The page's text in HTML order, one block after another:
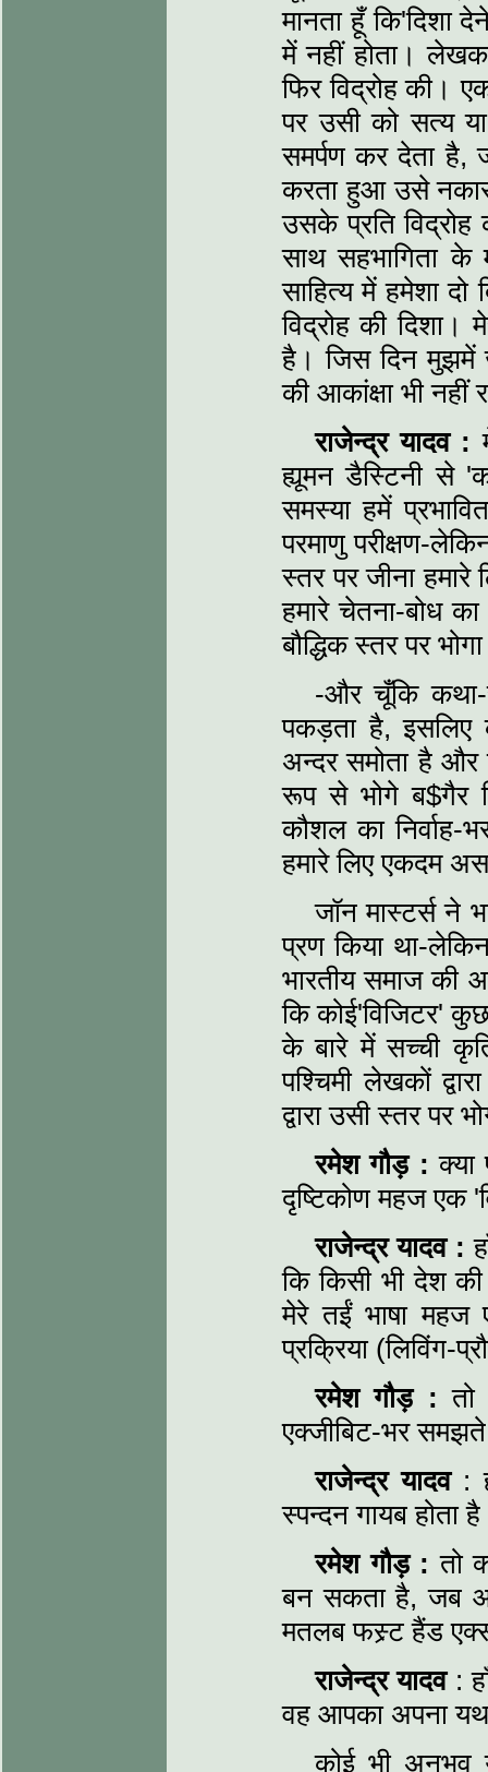
मानता हूँ कि'दिशा
में नहीं होता। लेखक
फिर विद्रोह की।
पर उसी को सत्य
समर्पण कर देता है,
करता हुआ उसे
उसके प्रति
साथ सहभागिता के
साहित्य में हमेशा दो
विद्रोह की दिशा।
है। जिस दिन मुझमें
की आकांक्षा भी नहीं
राजेन्द्र यादव :
ह्यूमन डैस्टिनी से
समस्या हमें
परमाणु परीक्षण-
स्तर पर जीना
हमारे चेतना-बोध
बौद्धिक स्तर पर
-और चूँकि कथा-
पकड़ता है,
अन्दर समोता है
रूप से भोगे ब$गैर
कौशल का निर्वाह-
हमारे लिए एकदम
जॉन मास्टर्स ने
प्रण किया था-
भारतीय समाज की
कि कोई'विजिटर'
के बारे में सच्ची
पश्चिमी लेखकों
द्वारा उसी स्तर पर
रमेश गौड़ :
दृष्टिकोण महज एक
राजेन्द्र यादव :
कि किसी भी देश
मेरे तईं भाषा महज
प्रक्रिया (लिविंग-
रमेश गौड़ : तो
एक्जीबिट-भर
राजेन्द्र यादव:
स्पन्दन गायब होता
रमेश गौड़ : तो
बन सकता है, जब
मतलब फस्र्ट हैंड
राजेन्द्र यादव :
वह आपका अपना
कोई भी अनुभव